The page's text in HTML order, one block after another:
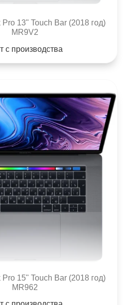
13" Touch Bar (2018 год)
MR9V2
с производства
15" Touch Bar (2018 год)
MR962